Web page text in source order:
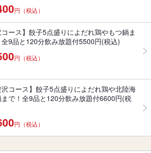
円（税込）
コース】餃子5点盛りによだれ鶏やもつ鍋ま
全9品と120分飲み放題付5500円(税込)
円（税込）
沢コース】餃子5点盛りによだれ鶏や北陸海
で！全9品と120分飲み放題付6600円(税
円（税込）